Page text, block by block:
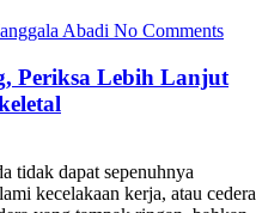
Abadi No Comments
Periksa Lebih Lanjut
tidak dapat sepenuhnya
kecelakaan kerja, atau cedera